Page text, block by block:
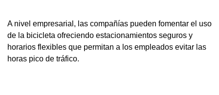
A nivel empresarial, las compañías pueden fomentar el uso
de la bicicleta ofreciendo estacionamientos seguros y
horarios flexibles que permitan a los empleados evitar las
horas pico de tráfico.